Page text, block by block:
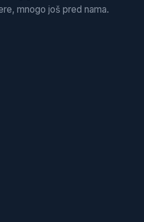
mnogo još pred nama.